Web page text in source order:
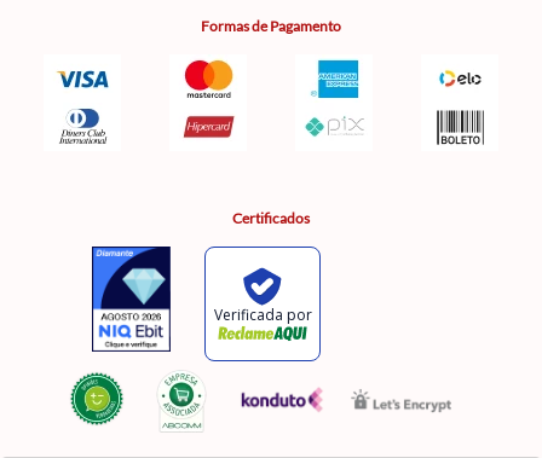
Formas de Pagamento
Certificados